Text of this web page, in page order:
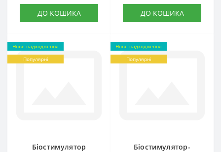
ДО КОШИКА ДО КОШИКА
Нове надходження
Популярні
Біостимулятор
Нове надходження
Популярні
Біостимулятор-